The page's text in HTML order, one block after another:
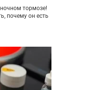
тормозе!
почему он есть